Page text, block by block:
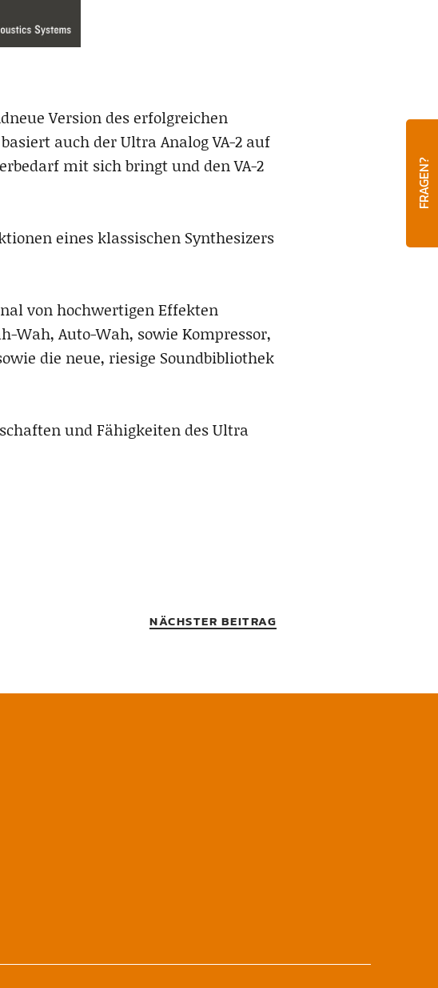
FRAGEN?
Version des erfolgreichen
auch der Ultra Analog VA-2 auf
mit sich bringt und den VA-2
eines klassischen Synthesizers
von hochwertigen Effekten
Wah, Auto-Wah, sowie Kompressor,
die neue, riesige Soundbibliothek
und Fähigkeiten des Ultra
NÄCHSTER BEITRAG